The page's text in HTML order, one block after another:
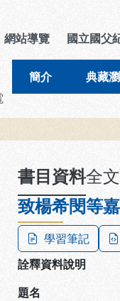
網站導覽 國立國父
簡介 典藏
書目資料全
致楊希閔等
學習筆記
詮釋資料說明
題名